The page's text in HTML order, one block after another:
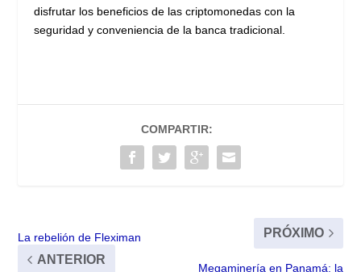
disfrutar los beneficios de las criptomonedas con la
seguridad y conveniencia de la banca tradicional.
COMPARTIR:
La rebelión de Fleximan
ANTERIOR
PRÓXIMO
Megaminería en Panamá: la